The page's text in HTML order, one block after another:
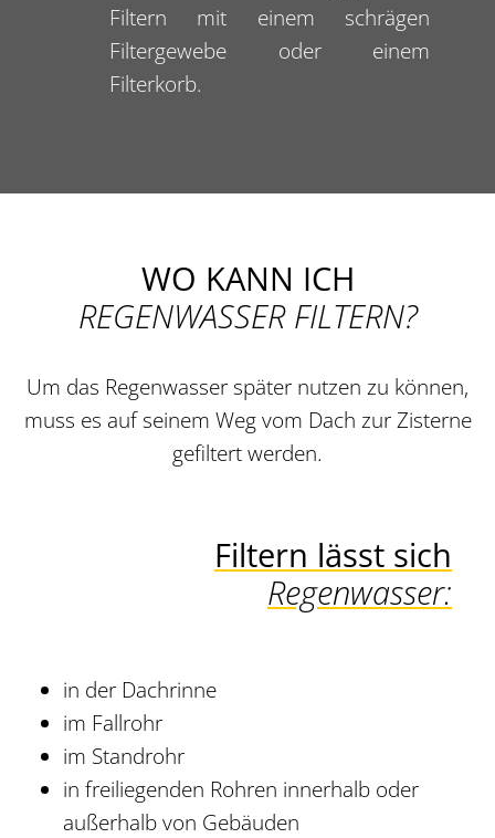
Filtern mit einem schrägen
Filtergewebe oder einem
Filterkorb.
WO KANN ICH
REGENWASSER FILTERN?
Um das Regenwasser später nutzen zu können,
muss es auf seinem Weg vom Dach zur Zisterne
gefiltert werden.
Filtern lässt sich
Regenwasser:
in der Dachrinne
im Fallrohr
im Standrohr
in freiliegenden Rohren innerhalb oder
außerhalb von Gebäuden